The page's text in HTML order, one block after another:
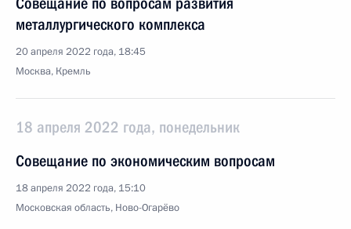
металлургического комплекса
20 апреля 2022 года, 18:45
Москва, Кремль
18 апреля 2022 года, понедельник
Совещание по экономическим вопросам
18 апреля 2022 года, 15:10
Московская область, Ново-Огарёво